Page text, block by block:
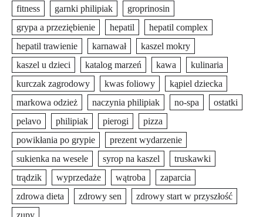
fitness
garnki philipiak
groprinosin
grypa a przeziębienie
hepatil
hepatil complex
hepatil trawienie
karnawał
kaszel mokry
kaszel u dzieci
katalog marzeń kawa
kulinaria
kurczak zagrodowy
kwas foliowy
kąpiel dziecka
markowa odzież
naczynia philipiak no-spa
ostatki
pelavo
philipiak pierogi
pizza
powikłania po grypie
prezent wydarzenie
sukienka na wesele
syrop na kaszel
truskawki
trądzik
wyprzedaże wątroba
zaparcia
zdrowa dieta
zdrowy sen
zdrowy start w przyszłość